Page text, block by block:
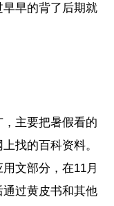
早的背了后期就
主要把暑假看的
找的百科资料。
文部分，在11月
过黄皮书和其他